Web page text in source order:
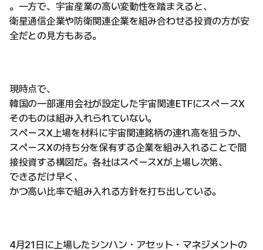
。一方で、宇宙産業の高い変動性を踏まえると、
衛星通信企業や防衛関連企業を組み合わせる投資の方が安
全だとの見方もある。
現時点で、
韓国の一部運用会社が設定した宇宙関連ETFにスペースX
そのものは組み入れられていない。
スペースX上場を材料に宇宙関連銘柄の連れ高を狙うか、
スペースXの持ち分を保有する企業を組み入れることで間
接投資する構図だ。各社はスペースXが上場し次第、
できるだけ早く、
かつ高い比率で組み入れる方針を打ち出している。
4月21日に上場したシンハン・アセット・マネジメントの